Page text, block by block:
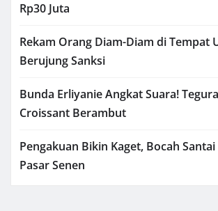
Rp30 Juta
Rekam Orang Diam-Diam di Tempat
Berujung Sanksi
Bunda Erliyanie Angkat Suara!
Croissant Berambut
Pengakuan Bikin Kaget, Bocah
Pasar Senen